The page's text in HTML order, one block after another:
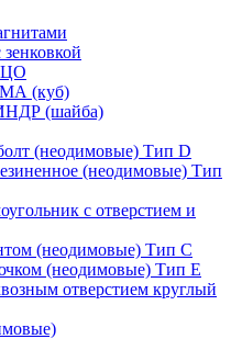
(куб)
(шайба)
(неодимовые) Тип D
(неодимовые) Тип
с отверстием и
(неодимовые) Тип С
(неодимовые) Тип Е
отверстием круглый